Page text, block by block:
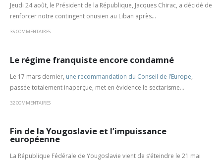
Jeudi 24 août, le Président de la République, Jacques Chirac, a décidé de
renforcer notre contingent onusien au Liban après...
35 COMMENTAIRES
Le régime franquiste encore condamné
Le 17 mars dernier, une recommandation du Conseil de l’Europe,
passée totalement inaperçue, met en évidence le sectarisme...
32 COMMENTAIRES
Fin de la Yougoslavie et l’impuissance
européenne
La République Fédérale de Yougoslavie vient de s’éteindre le 21 mai